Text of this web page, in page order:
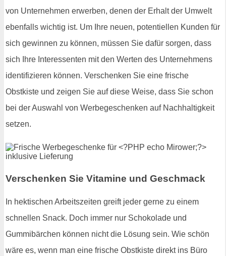
von Unternehmen erwerben, denen der Erhalt der Umwelt
ebenfalls wichtig ist. Um Ihre neuen, potentiellen Kunden für
sich gewinnen zu können, müssen Sie dafür sorgen, dass
sich Ihre Interessenten mit den Werten des Unternehmens
identifizieren können. Verschenken Sie eine frische
Obstkiste und zeigen Sie auf diese Weise, dass Sie schon
bei der Auswahl von Werbegeschenken auf Nachhaltigkeit
setzen.
Verschenken Sie Vitamine und Geschmack
In hektischen Arbeitszeiten greift jeder gerne zu einem
schnellen Snack. Doch immer nur Schokolade und
Gummibärchen können nicht die Lösung sein. Wie schön
wäre es, wenn man eine frische Obstkiste direkt ins Büro